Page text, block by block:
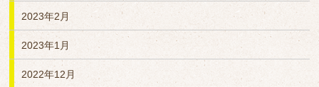
2023年2月
2023年1月
2022年12月